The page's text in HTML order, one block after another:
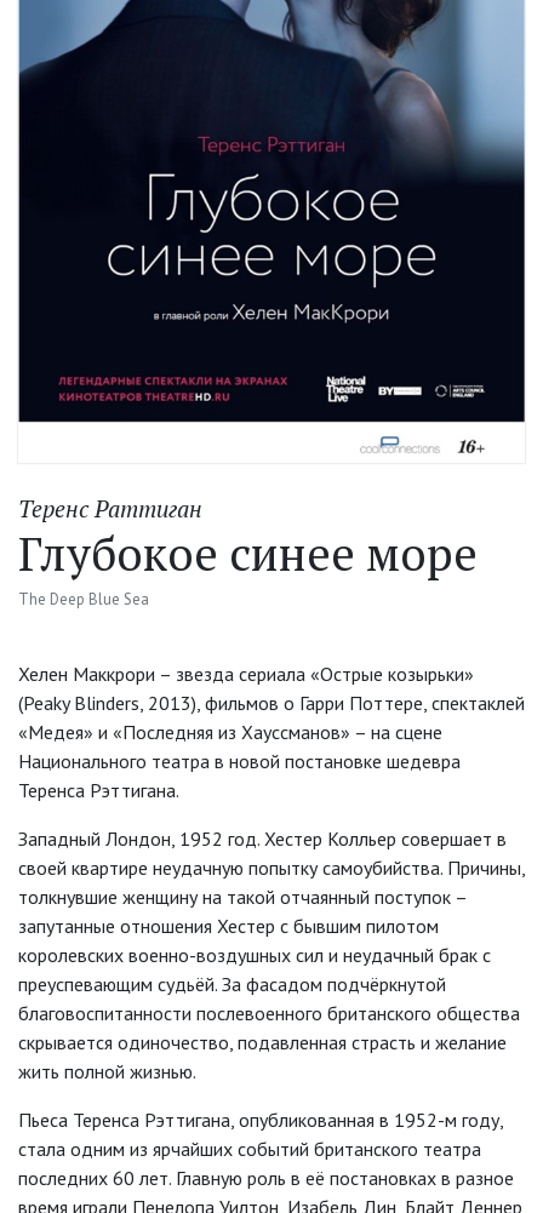
Теренс Раттиган
Глубокое синее море
The Deep Blue Sea
Хелен Маккрори – звезда сериала «Острые козырьки»
(Peaky Blinders, 2013), фильмов о Гарри Поттере, спектаклей
«Медея» и «Последняя из Хауссманов» – на сцене
Национального театра в новой постановке шедевра
Теренса Рэттигана.
Западный Лондон, 1952 год. Хестер Колльер совершает в
своей квартире неудачную попытку самоубийства. Причины,
толкнувшие женщину на такой отчаянный поступок –
запутанные отношения Хестер с бывшим пилотом
королевских военно-воздушных сил и неудачный брак с
преуспевающим судьёй. За фасадом подчёркнутой
благовоспитанности послевоенного британского общества
скрывается одиночество, подавленная страсть и желание
жить полной жизнью.
Пьеса Теренса Рэттигана, опубликованная в 1952-м году,
стала одним из ярчайших событий британского театра
последних 60 лет. Главную роль в её постановках в разное
время играли Пенелопа Уилтон, Изабель Дин, Блайт Деннер